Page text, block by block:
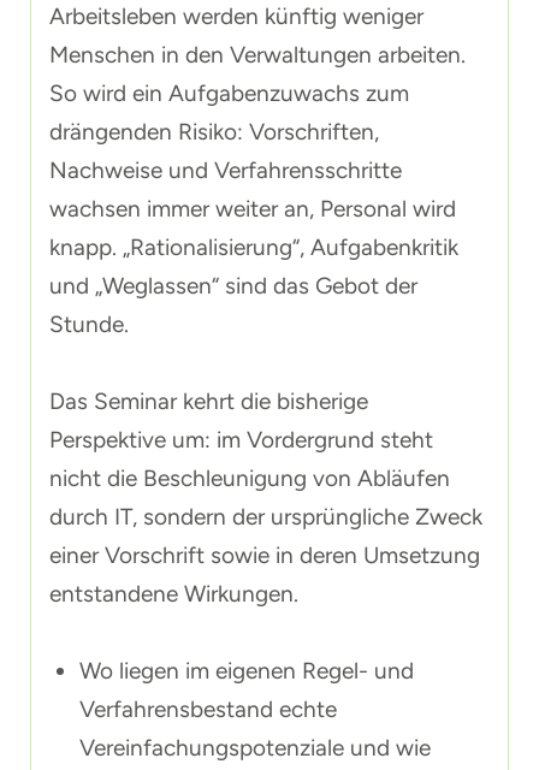
Arbeitsleben werden künftig weniger
Menschen in den Verwaltungen arbeiten.
So wird ein Aufgabenzuwachs zum
drängenden Risiko: Vorschriften,
Nachweise und Verfahrensschritte
wachsen immer weiter an, Personal wird
knapp. „Rationalisierung“, Aufgabenkritik
und „Weglassen“ sind das Gebot der
Stunde.
Das Seminar kehrt die bisherige
Perspektive um: im Vordergrund steht
nicht die Beschleunigung von Abläufen
durch IT, sondern der ursprüngliche Zweck
einer Vorschrift sowie in deren Umsetzung
entstandene Wirkungen.
Wo liegen im eigenen Regel- und
Verfahrensbestand echte
Vereinfachungspotenziale und wie